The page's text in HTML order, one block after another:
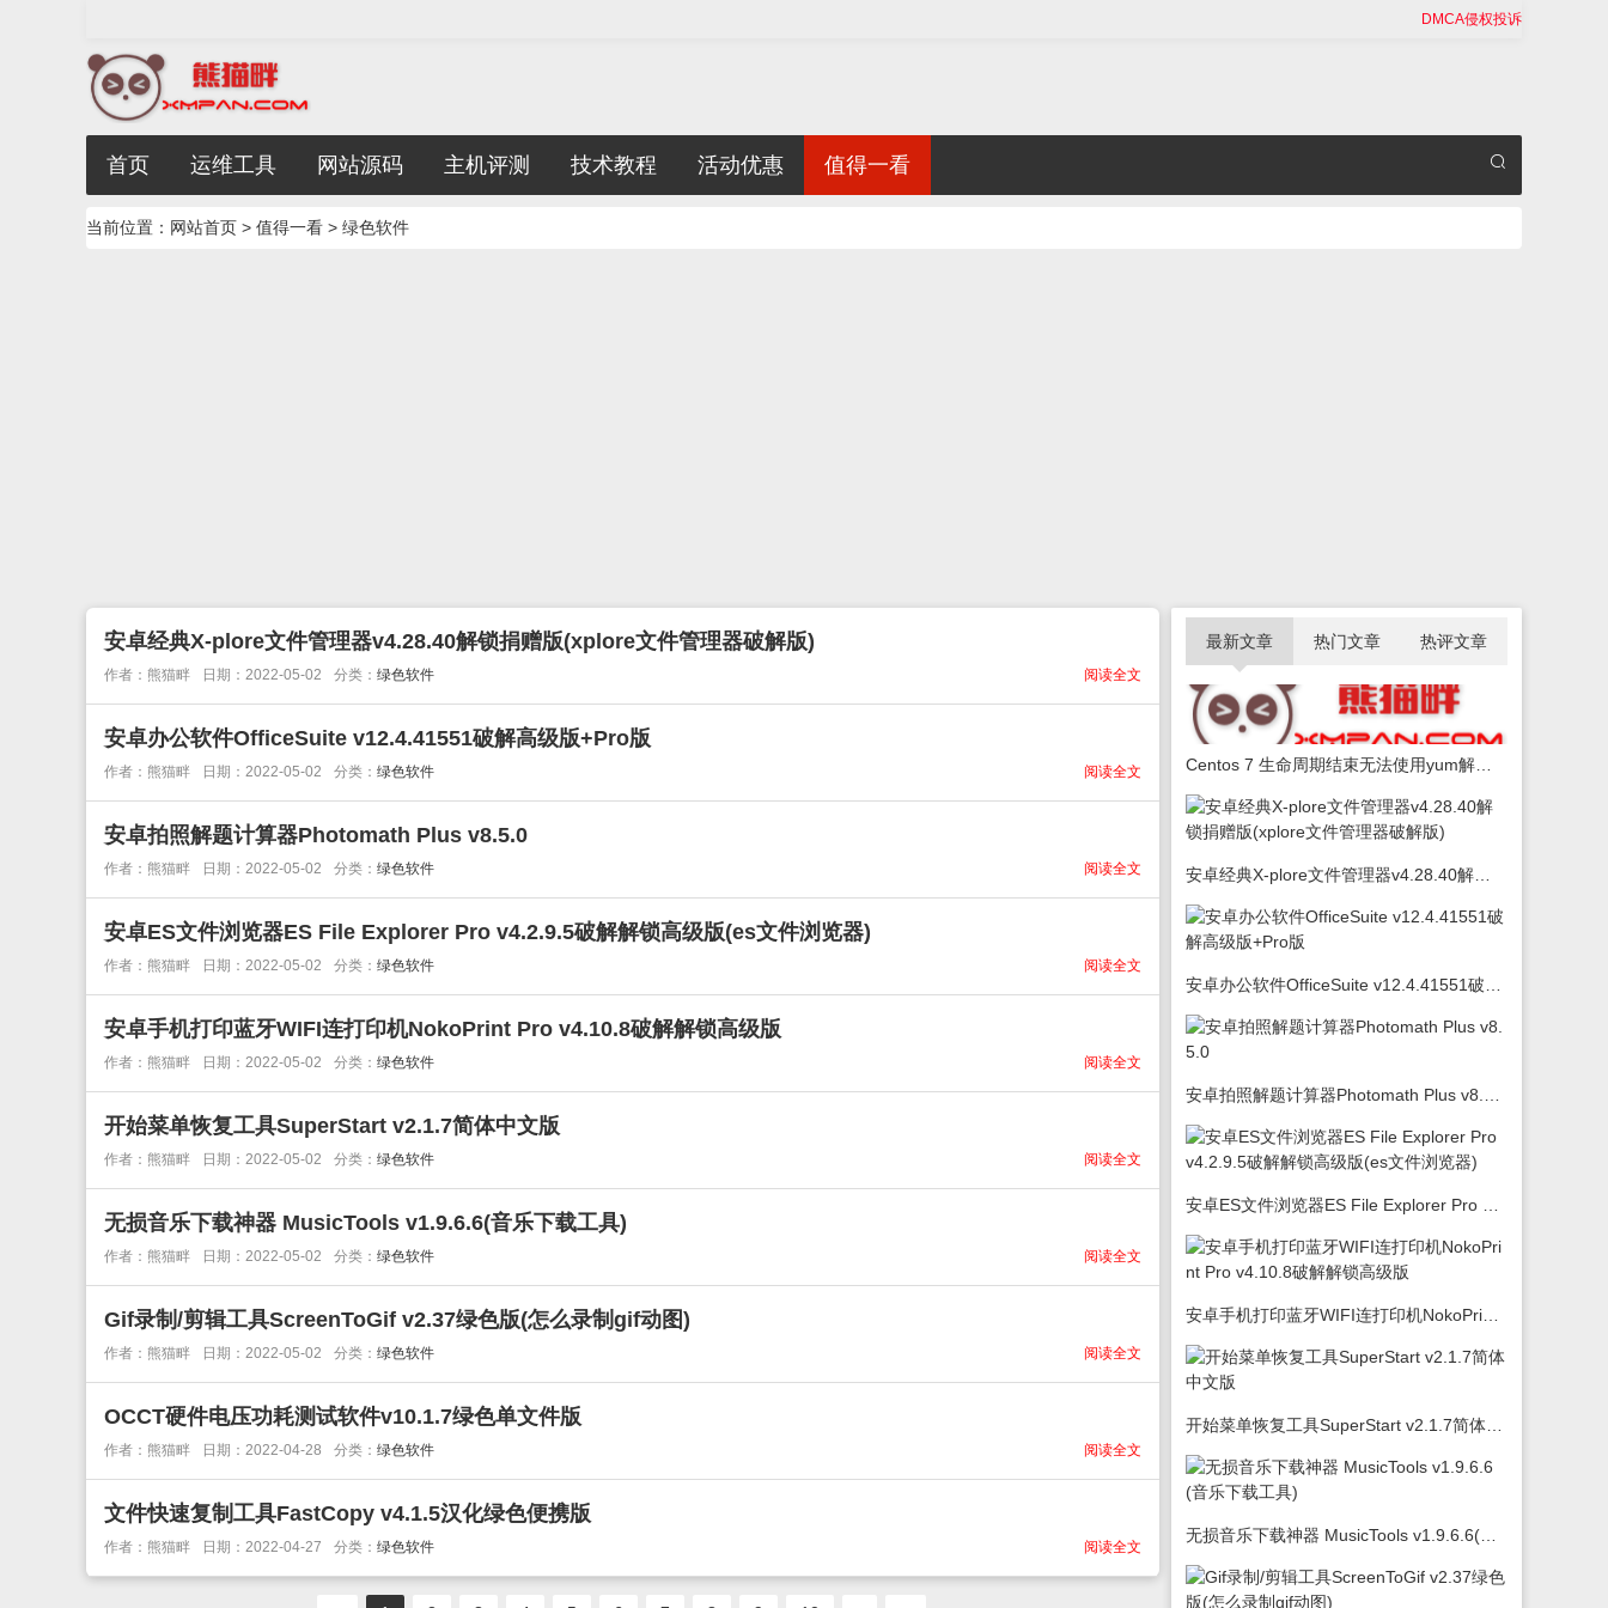
DMCA侵权投诉
首页 运维工具 网站源码 主机评测 技术教程 活动优惠 值得一看
当前位置： 网站首页 > 值得一看 > 绿色软件
安卓经典X-plore文件管理器v4.28.40解锁捐赠版(xplore文件管理器破解版)
阅读全文
作者：熊猫畔 日期：2022-05-02 分类： 绿色软件
安卓办公软件OfficeSuite v12.4.41551破解高级版+Pro版
阅读全文
作者：熊猫畔 日期：2022-05-02 分类： 绿色软件
安卓拍照解题计算器Photomath Plus v8.5.0
阅读全文
作者：熊猫畔 日期：2022-05-02 分类： 绿色软件
安卓ES文件浏览器ES File Explorer Pro v4.2.9.5破解解锁高级版(es文件浏览器)
阅读全文
作者：熊猫畔 日期：2022-05-02 分类： 绿色软件
安卓手机打印蓝牙WIFI连打印机NokoPrint Pro v4.10.8破解解锁高级版
阅读全文
作者：熊猫畔 日期：2022-05-02 分类： 绿色软件
开始菜单恢复工具SuperStart v2.1.7简体中文版
阅读全文
作者：熊猫畔 日期：2022-05-02 分类： 绿色软件
无损音乐下载神器 MusicTools v1.9.6.6(音乐下载工具)
阅读全文
作者：熊猫畔 日期：2022-05-02 分类： 绿色软件
Gif录制/剪辑工具ScreenToGif v2.37绿色版(怎么录制gif动图)
阅读全文
作者：熊猫畔 日期：2022-05-02 分类： 绿色软件
OCCT硬件电压功耗测试软件v10.1.7绿色单文件版
阅读全文
作者：熊猫畔 日期：2022-04-28 分类： 绿色软件
文件快速复制工具FastCopy v4.1.5汉化绿色便携版
阅读全文
作者：熊猫畔 日期：2022-04-27 分类： 绿色软件
最新文章 热门文章 热评文章